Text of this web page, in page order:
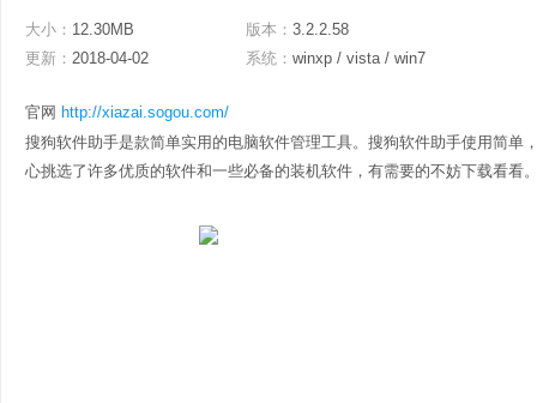
大小： 12.30MB 版本： 3.2.2.58
更新： 2018-04-02 系统： winxp / vista / win7
官网 http://xiazai.sogou.com/
搜狗软件助手是款简单实用的电脑软件管理工具。搜狗软件助手使用简单
心挑选了许多优质的软件和一些必备的装机软件，有需要的不妨下载看看